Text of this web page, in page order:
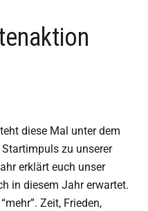
diese Mal unter dem
Startimpuls zu unserer
erklärt euch unser
in diesem Jahr erwartet.
Zeit, Frieden,